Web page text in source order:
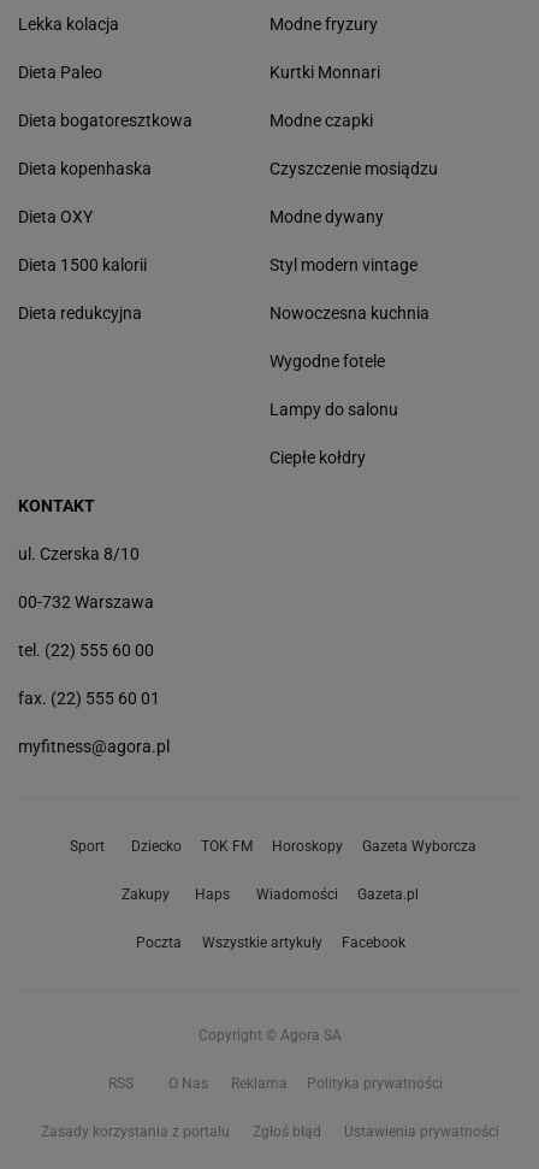
Lekka kolacja
Dieta Paleo
Dieta bogatoresztkowa
Dieta kopenhaska
Dieta OXY
Dieta 1500 kalorii
Dieta redukcyjna
Modne fryzury
Kurtki Monnari
Modne czapki
Czyszczenie mosiądzu
Modne dywany
Styl modern vintage
Nowoczesna kuchnia
Wygodne fotele
Lampy do salonu
Ciepłe kołdry
KONTAKT
ul. Czerska 8/10
00-732 Warszawa
tel. (22) 555 60 00
fax. (22) 555 60 01
myfitness@agora.pl
Sport Dziecko TOK FM Horoskopy Gazeta Wyborcza
Zakupy Haps Wiadomości Gazeta.pl
Poczta Wszystkie artykuły Facebook
Copyright © Agora SA
RSS O Nas Reklama Polityka prywatności
Zasady korzystania z portalu Zgłoś błąd Ustawienia prywatności